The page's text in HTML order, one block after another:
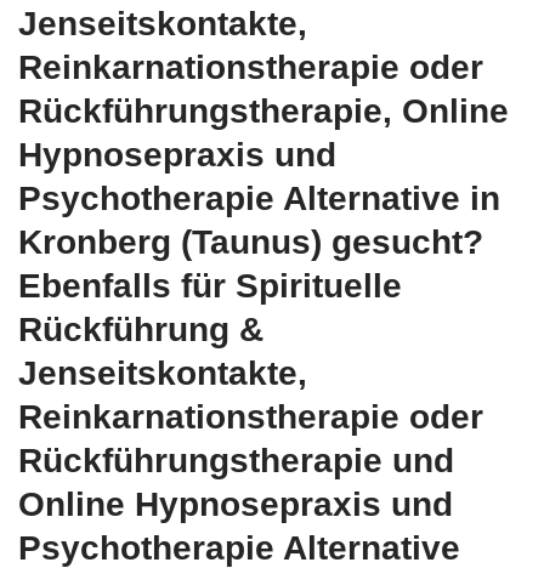
Jenseitskontakte,
Reinkarnationstherapie oder
Rückführungstherapie, Online
Hypnosepraxis und
Psychotherapie Alternative in
Kronberg (Taunus) gesucht?
Ebenfalls für Spirituelle
Rückführung &
Jenseitskontakte,
Reinkarnationstherapie oder
Rückführungstherapie und
Online Hypnosepraxis und
Psychotherapie Alternative